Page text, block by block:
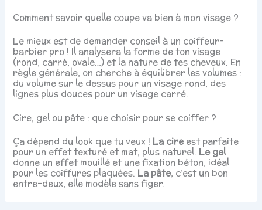
Comment savoir quelle coupe va bien à mon visage ?
Le mieux est de demander conseil à un coiffeur-
barbier pro ! Il analysera la forme de ton visage
(rond, carré, ovale…) et la nature de tes cheveux. En
règle générale, on cherche à équilibrer les volumes :
du volume sur le dessus pour un visage rond, des
lignes plus douces pour un visage carré.
Cire, gel ou pâte : que choisir pour se coiffer ?
Ça dépend du look que tu veux ! La cireest parfaite
pour un effet texturé et mat, plus naturel. Le gel
donne un effet mouillé et une fixation béton, idéal
pour les coiffures plaquées. La pâte, c’est un bon
entre-deux, elle modèle sans figer.